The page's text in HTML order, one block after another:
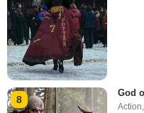
8
God
Action